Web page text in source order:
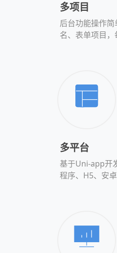
多项目
后台功能操作
名、表单项目
多平台
基于Uni-app开
程序、H5、安